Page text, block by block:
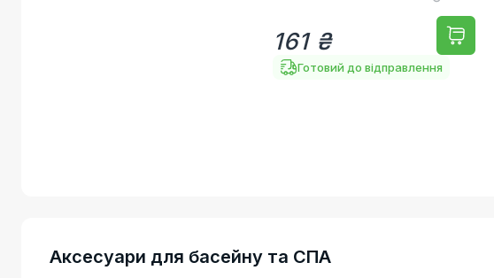
161 ₴
Готовий до відправлення
Аксесуари для басейну та СПА